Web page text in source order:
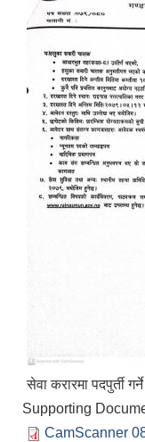
सेवा करारमा पदपुर्ती
Supporting
CamScanner